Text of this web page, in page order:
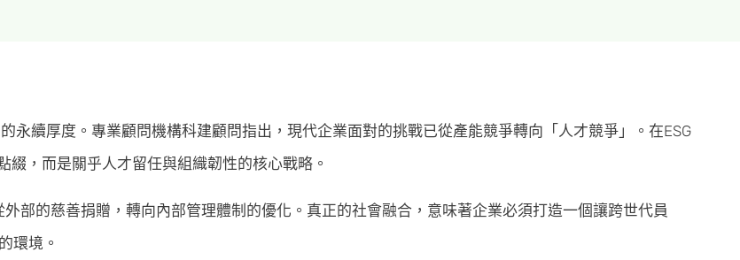
永續厚度。專業顧問機構科建顧問指出，現代企業面對的挑戰已從產能競爭轉向「人才競爭」。在ESG
，而是關乎人才留任與組織韌性的核心戰略。
部的慈善捐贈，轉向內部管理體制的優化。真正的社會融合，意味著企業必須打造一個讓跨世代員
環境。